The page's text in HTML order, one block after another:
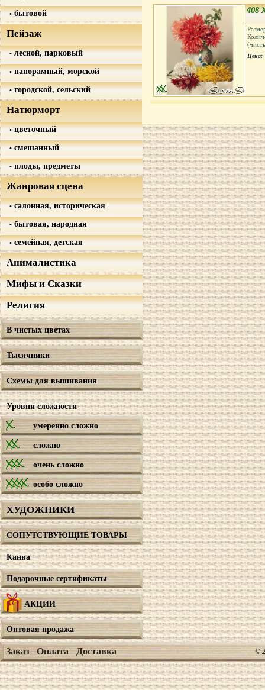
бытовой
Пейзаж
лесной, парковый
панорамный, морской
городской, сельский
Натюрморт
цветочный
смешанный
плоды, предметы
Жанровая сцена
салонная, историческая
бытовая, народная
семейная, детская
Анималистика
Мифы и Сказки
Религия
В чистых цветах
Тысячники
Схемы для вышивания
Уровни сложности
умеренно сложно
сложно
очень сложно
особо сложно
ХУДОЖНИКИ
СОПУТСТВУЮЩИЕ ТОВАРЫ
Канва
Подарочные сертификаты
АКЦИИ
Оптовая продажа
408
Цена:
Заказ Оплата Доставка ©